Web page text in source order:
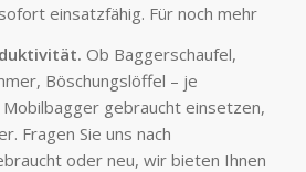
einsatzfähig. Für noch mehr
Ob Baggerschaufel,
Böschungslöffel – je
gebraucht einsetzen,
Fragen Sie uns nach
oder neu, wir bieten Ihnen